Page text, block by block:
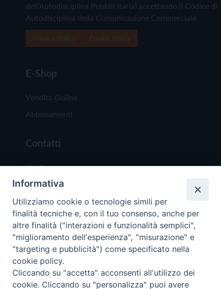
dell'Autodisciplina Pubblicitaria) accettando il Codice di
Autodisciplina della Comunicazione Commerciale
E-Shop
Vendita Online
Abbonamenti
Contatti
Chi Siamo
Redazione
Scrivici
Copyright © 2019 - Tutti i diritti riservati - Vita
Trentina Editrice
Informativa
Utilizziamo cookie o tecnologie simili per
finalità tecniche e, con il tuo consenso, anche per
altre finalità ("interazioni e funzionalità semplici",
"miglioramento dell'esperienza", "misurazione" e
"targeting e pubblicità") come specificato nella
cookie policy.
Cliccando su "accetta" acconsenti all'utilizzo dei
cookie. Cliccando su "personalizza" puoi avere